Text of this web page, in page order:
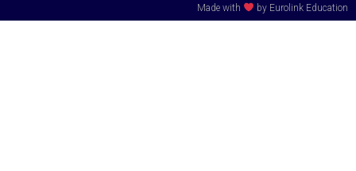
Made with by Eurolink Education